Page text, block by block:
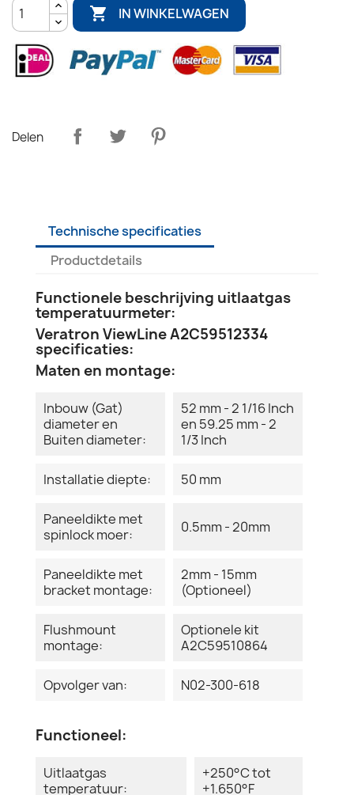
 IN WINKELWAGEN
Delen
Technische specificaties
Productdetails
Functionele beschrijving uitlaatgas
temperatuurmeter:
Veratron ViewLine A2C59512334
specificaties:
Maten en montage:
Inbouw (Gat)
diameter en
Buiten diameter:
52 mm - 2 1/16 Inch
en 59.25 mm - 2
1/3 Inch
Installatie diepte: 50 mm
Paneeldikte met
spinlock moer:
0.5mm - 20mm
Paneeldikte met
bracket montage:
2mm - 15mm
(Optioneel)
Flushmount
montage:
Optionele kit
A2C59510864
Opvolger van: N02-300-618
Functioneel:
Uitlaatgas
temperatuur:
+250°C tot
+1.650°F